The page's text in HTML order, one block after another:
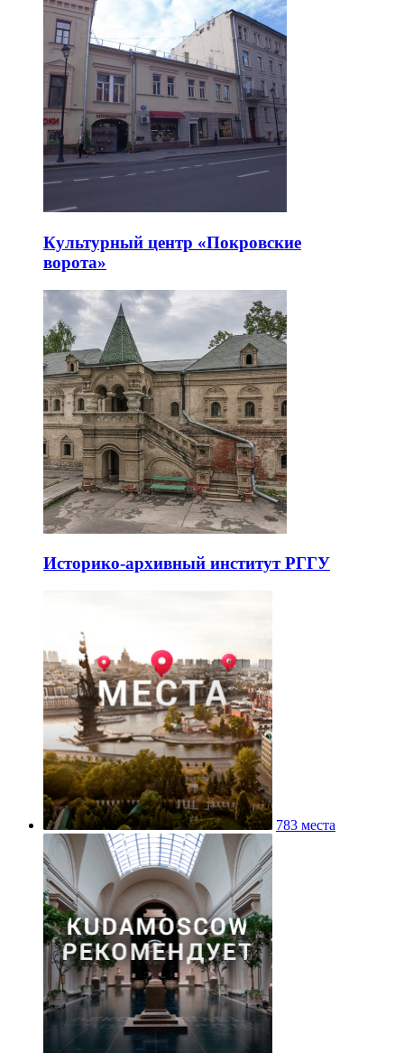
Культурный центр «Покровские
ворота»
Историко-архивный институт РГГУ
783 места